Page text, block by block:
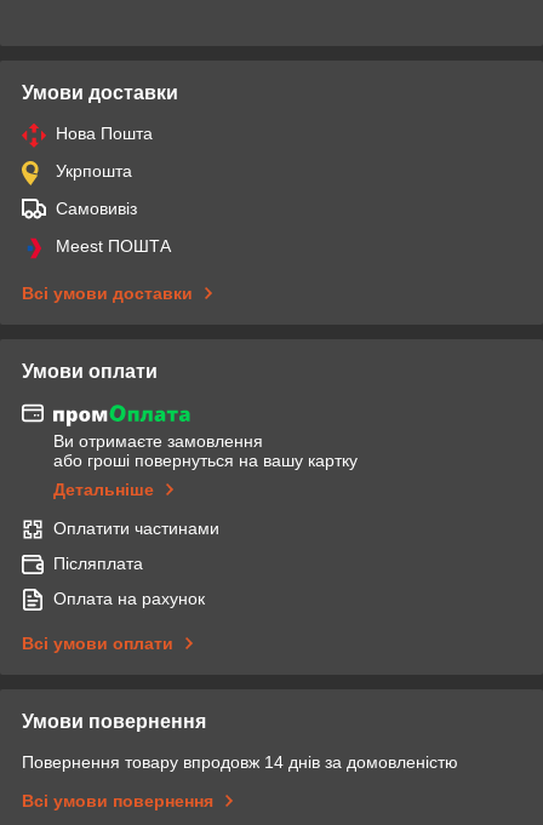
Умови доставки
Нова Пошта
Укрпошта
Самовивіз
Meest ПОШТА
Всі умови доставки
Умови оплати
Ви отримаєте замовлення
або гроші повернуться на вашу картку
Детальніше
Оплатити частинами
Післяплата
Оплата на рахунок
Всі умови оплати
Умови повернення
Повернення товару впродовж 14 днів за домовленістю
Всі умови повернення